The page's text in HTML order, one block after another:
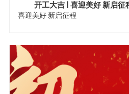
开工大吉 | 喜迎美好 新启征
喜迎美好 新启征程